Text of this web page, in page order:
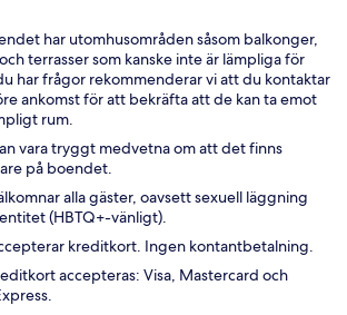
har utomhusområden såsom balkonger,
terrasser som kanske inte är lämpliga för
har frågor rekommenderar vi att du kontaktar
ankomst för att bekräfta att de kan ta emot
rum.
vara tryggt medvetna om att det finns
på boendet.
alla gäster, oavsett sexuell läggning
(HBTQ+-vänligt).
kreditkort. Ingen kontantbetalning.
accepteras: Visa, Mastercard och